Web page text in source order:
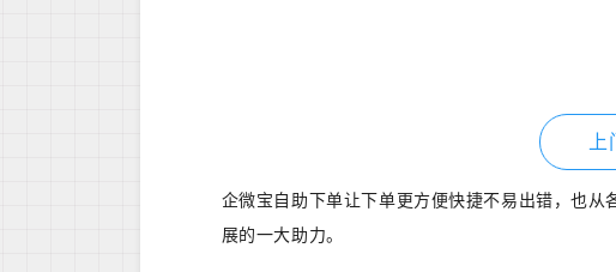
企微宝自助下单让下单更方便快捷不易出错，也
展的一大助力。